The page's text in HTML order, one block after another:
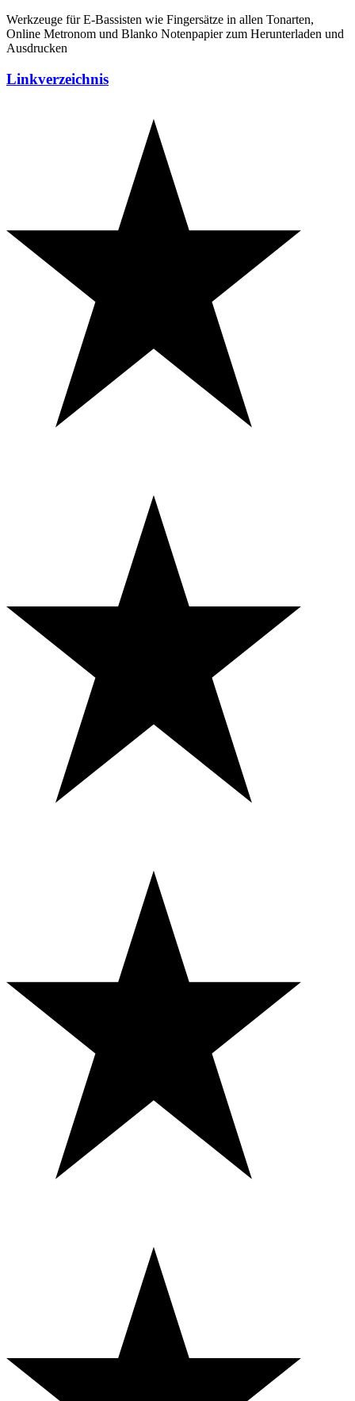
Werkzeuge für E-Bassisten wie Fingersätze in allen Tonarten,
Online Metronom und Blanko Notenpapier zum Herunterladen und
Ausdrucken
Linkverzeichnis